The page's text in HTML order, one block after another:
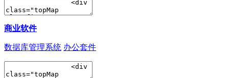
商业软件
数据库管理系统 办公套件